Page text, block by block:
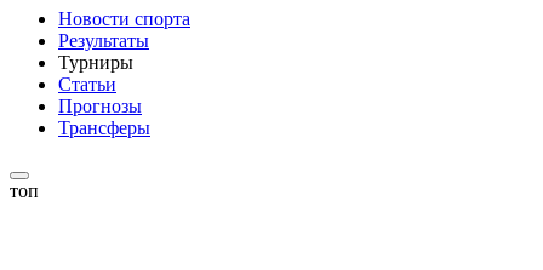
Новости спорта
Результаты
Турниры
Статьи
Прогнозы
Трансферы
топ